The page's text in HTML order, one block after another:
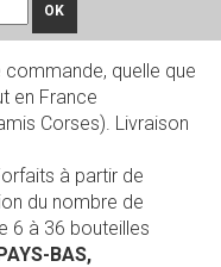
OK
commande, quelle que
en France
Corses). Livraison
à partir de
du nombre de
6 à 36 bouteilles
BAS,